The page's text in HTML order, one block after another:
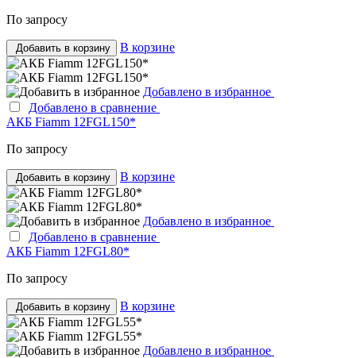
По запросу
Добавить в корзину В корзине
Добавлено в избранное
Добавлено в сравнение
АКБ Fiamm 12FGL150*
По запросу
Добавить в корзину В корзине
Добавлено в избранное
Добавлено в сравнение
АКБ Fiamm 12FGL80*
По запросу
Добавить в корзину В корзине
Добавлено в избранное